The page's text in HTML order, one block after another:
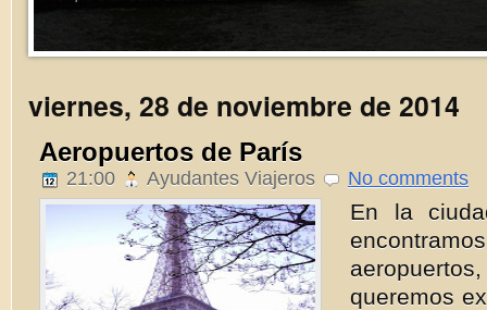
viernes, 28 de noviembre de 2014
Aeropuertos de París
21:00 Ayudantes Viajeros No comments
En la
queremos